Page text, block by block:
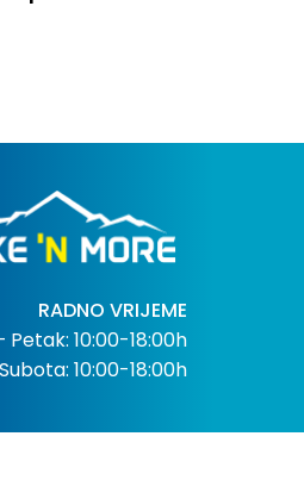
RADNO VRIJEME
Petak: 10:00-18:00h
Subota: 10:00-18:00h